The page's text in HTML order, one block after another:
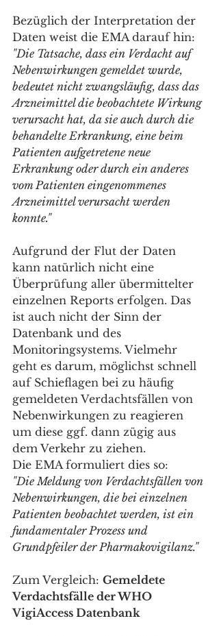
Bezüglich der Interpretation der
Daten weist die EMA darauf hin:
"Die Tatsache, dass ein Verdacht auf
Nebenwirkungen gemeldet wurde,
bedeutet nicht zwangsläufig, dass das
Arzneimittel die beobachtete Wirkung
verursacht hat, da sie auch durch die
behandelte Erkrankung, eine beim
Patienten aufgetretene neue
Erkrankung oder durch ein anderes
vom Patienten eingenommenes
Arzneimittel verursacht werden
konnte."
Aufgrund der Flut der Daten
kann natürlich nicht eine
Überprüfung aller übermittelter
einzelnen Reports erfolgen. Das
ist auch nicht der Sinn der
Datenbank und des
Monitoringsystems. Vielmehr
geht es darum, möglichst schnell
auf Schieflagen bei zu häufig
gemeldeten Verdachtsfällen von
Nebenwirkungen zu reagieren
um diese ggf. dann zügig aus
dem Verkehr zu ziehen.
Die EMA formuliert dies so:
"Die Meldung von Verdachtsfällen von
Nebenwirkungen, die bei einzelnen
Patienten beobachtet werden, ist ein
fundamentaler Prozess und
Grundpfeiler der Pharmakovigilanz."
Zum Vergleich: Gemeldete
Verdachtsfälle der WHO
VigiAccess Datenbank